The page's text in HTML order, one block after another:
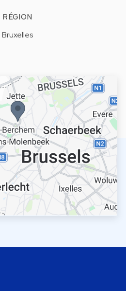
RÉGION
Bruxelles